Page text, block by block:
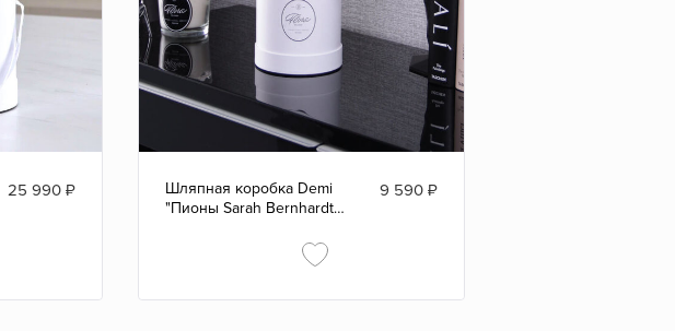
25 990 ₽
Шляпная коробка Demi
"Пионы Sarah Bernhardt"
9 590₽